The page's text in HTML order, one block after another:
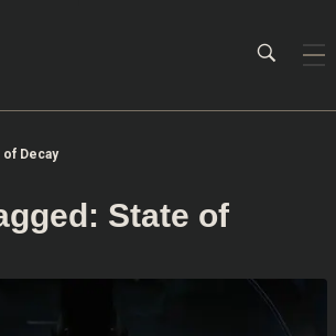
of Decay
State of